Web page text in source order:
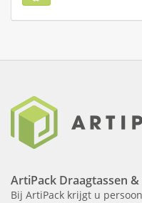
ArtiPack Draagtassen
Bij ArtiPack krijgt u